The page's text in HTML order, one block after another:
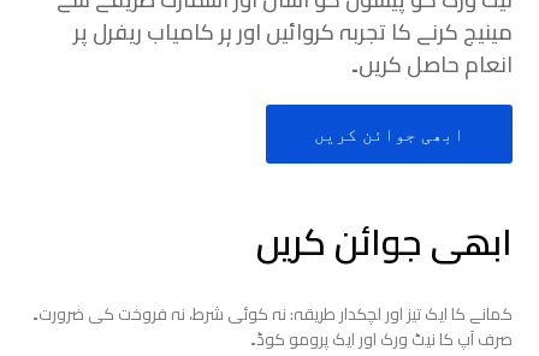
مینیج کرنے کا تجربہ کروائیں اور ہر کامیاب ریفرل پر
انعام حاصل کریں۔
ابھی جوائن کریں
ابھی جوائن کریں
کمانے کا ایک تیز اور لچکدار طریقہ: نہ کوئی شرط، نہ فروخت کی ضرورت۔
صرف آپ کا نیٹ ورک اور ایک پرومو کوڈ۔